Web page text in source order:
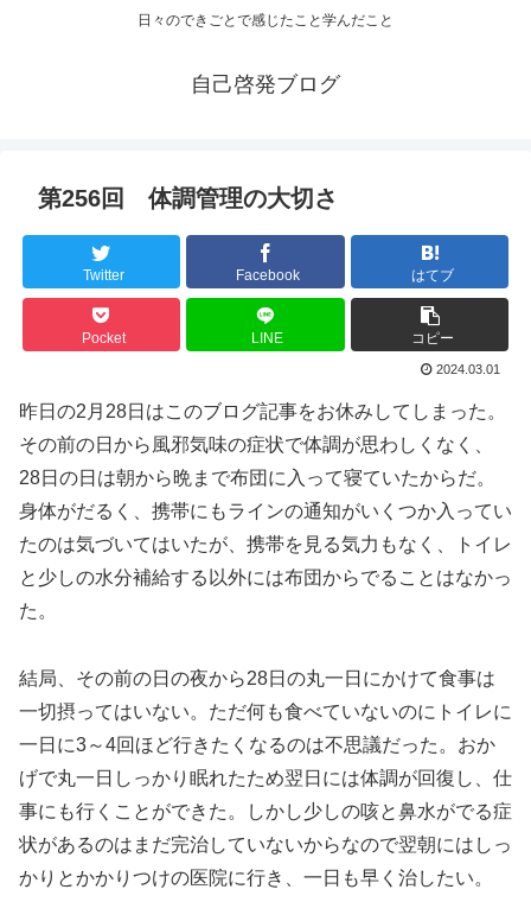
日々のできごとで感じたこと学んだこと
自己啓発ブログ
第256回 体調管理の大切さ
Twitter Facebook はてブ
Pocket LINE コピー
2024.03.01
昨日の2月28日はこのブログ記事をお休みしてしまった。
その前の日から風邪気味の症状で体調が思わしくなく、
28日の日は朝から晩まで布団に入って寝ていたからだ。
身体がだるく、携帯にもラインの通知がいくつか入ってい
たのは気づいてはいたが、携帯を見る気力もなく、トイレ
と少しの水分補給する以外には布団からでることはなかっ
た。
結局、その前の日の夜から28日の丸一日にかけて食事は
一切摂ってはいない。ただ何も食べていないのにトイレに
一日に3～4回ほど行きたくなるのは不思議だった。おか
げで丸一日しっかり眠れたため翌日には体調が回復し、仕
事にも行くことができた。しかし少しの咳と鼻水がでる症
状があるのはまだ完治していないからなので翌朝にはしっ
かりとかかりつけの医院に行き、一日も早く治したい。